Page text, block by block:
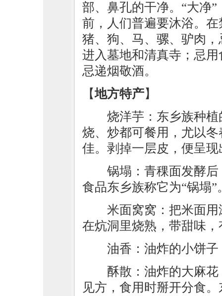
部、鼻孔的干净。“大净
前，人们普遍要沐浴。
猪、狗、马、骡、驴肉
进入墓地和清真寺；忌
忌递烟敬酒。
【地方特产】
烧洋芋：东乡族种
烧、炒都可餐用，尤以
佳。剥掉一层皮，便呈
锅塌：青稞面发酵
食品东乡族称它为“锅塌”
米面窝窝：把米面
在炕洞里烧熟，带甜味
油香：油炸的小饼
酥散：油炸的大麻
见方，食用时掰开分食